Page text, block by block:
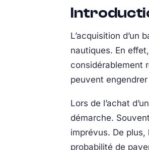
L’acquisition d’un
nautiques. En
considérablement
peuvent
Lors de l’achat
démarche.
imprévus. De
probabilité de